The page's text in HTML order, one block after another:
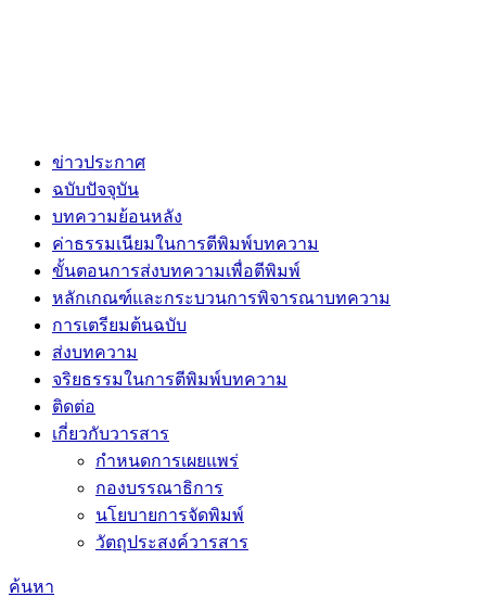
ข่าวประกาศ
ฉบับปัจจุบัน
บทความย้อนหลัง
ค่าธรรมเนียมในการตีพิมพ์บทความ
ขั้นตอนการส่งบทความเพื่อตีพิมพ์
หลักเกณฑ์และกระบวนการพิจารณาบทความ
การเตรียมต้นฉบับ
ส่งบทความ
จริยธรรมในการตีพิมพ์บทความ
ติดต่อ
เกี่ยวกับวารสาร
กำหนดการเผยแพร่
กองบรรณาธิการ
นโยบายการจัดพิมพ์
วัตถุประสงค์วารสาร
ค้นหา